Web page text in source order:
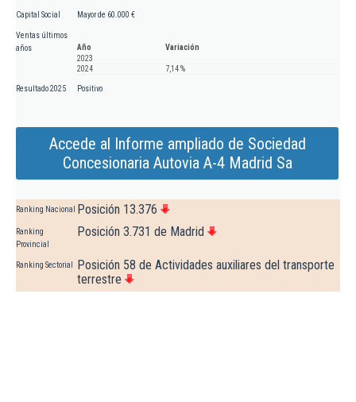
Capital Social Mayor de 60.000 €
Ventas últimos
años
Año
Variación
2023
2024
7,14 %
Resultado 2025 Positivo
Accede al Informe ampliado de Sociedad
Concesionaria Autovia A-4 Madrid Sa
Ranking Nacional Posición 13.376
Ranking
Provincial
Posición 3.731 de Madrid
Ranking Sectorial
Posición 58 de Actividades auxiliares del transporte
terrestre